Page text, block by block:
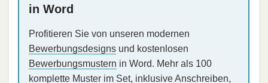
in Word
Profitieren Sie von unseren modernen
Bewerbungsdesigns und kostenlosen
Bewerbungsmustern in Word. Mehr als 100
komplette Muster im Set, inklusive Anschreiben,